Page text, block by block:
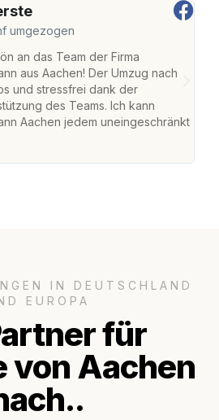
umgezogen
an das Team der Firma
aus Aachen! Der Umzug nach
und stressfrei dank der
des Teams. Ich kann
Aachen jedem uneingeschränkt
IN DEUTSCHLAND
EUROPA
für
von Aachen